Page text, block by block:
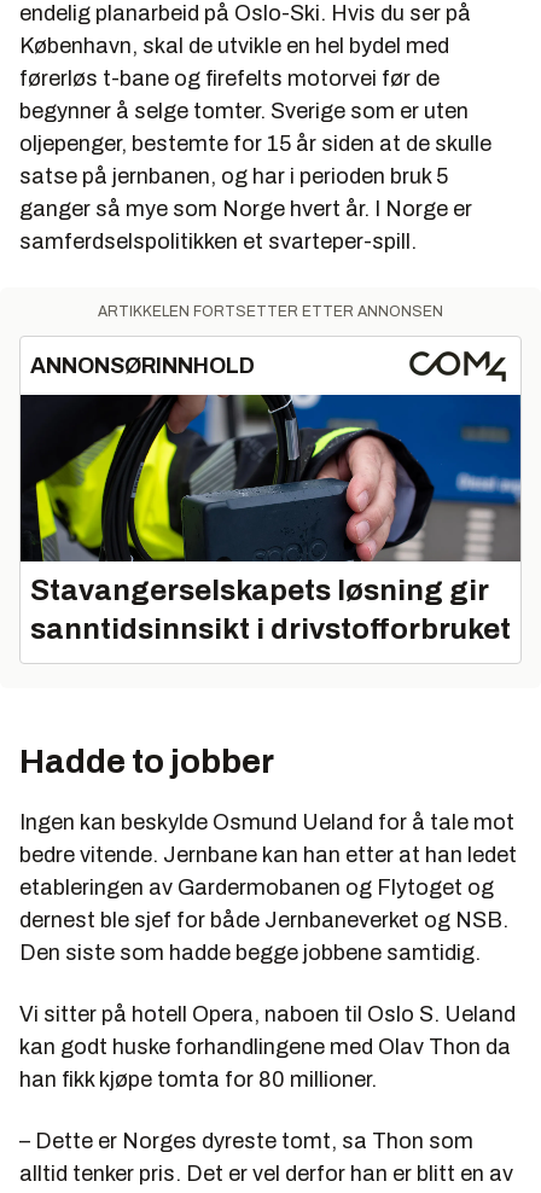
endelig planarbeid på Oslo-Ski. Hvis du ser på
København, skal de utvikle en hel bydel med
førerløs t-bane og firefelts motorvei før de
begynner å selge tomter. Sverige som er uten
oljepenger, bestemte for 15 år siden at de skulle
satse på jernbanen, og har i perioden bruk 5
ganger så mye som Norge hvert år. I Norge er
samferdselspolitikken et svarteper-spill.
ARTIKKELEN FORTSETTER ETTER ANNONSEN
ANNONSØRINNHOLD
Stavangerselskapets løsning gir
sanntidsinnsikt i drivstofforbruket
Hadde to jobber
Ingen kan beskylde Osmund Ueland for å tale mot
bedre vitende. Jernbane kan han etter at han ledet
etableringen av Gardermobanen og Flytoget og
dernest ble sjef for både Jernbaneverket og NSB.
Den siste som hadde begge jobbene samtidig.
Vi sitter på hotell Opera, naboen til Oslo S. Ueland
kan godt huske forhandlingene med Olav Thon da
han fikk kjøpe tomta for 80 millioner.
– Dette er Norges dyreste tomt, sa Thon som
alltid tenker pris. Det er vel derfor han er blitt en av